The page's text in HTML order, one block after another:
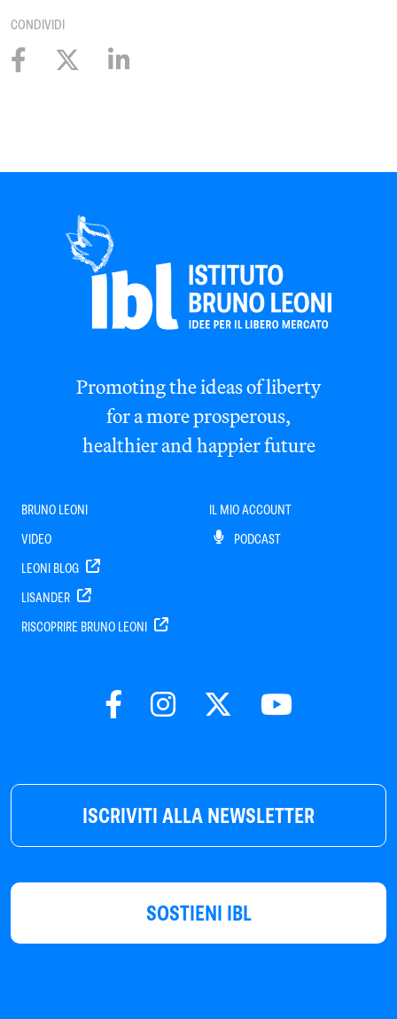
CONDIVIDI
ISCRIVITI ALLA NEWSLETTER
SOSTIENI IBL
Promoting the ideas of liberty
for a more prosperous,
healthier and happier future
BRUNO LEONI
VIDEO
LEONI BLOG
LISANDER
RISCOPRIRE BRUNO LEONI
IL MIO ACCOUNT
PODCAST